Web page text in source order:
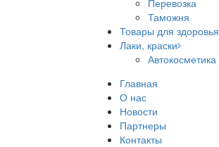
Перевозка
Таможня
Товары для здоровья
Лаки, краски
Автокосметика
Главная
О нас
Новости
Партнеры
Контакты